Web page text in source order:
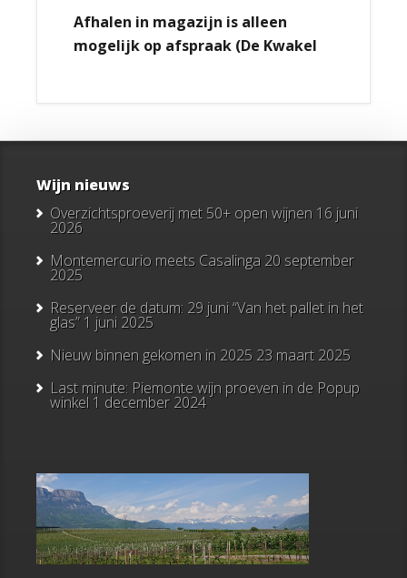
Afhalen in magazijn is alleen
mogelijk op afspraak (De Kwakel
Wijn nieuws
Overzichtsproeverij met 50+ open wijnen 16 juni
2026
Montemercurio meets Casalinga 20 september
2025
Reserveer de datum: 29 juni “Van het pallet in het
glas” 1 juni 2025
Nieuw binnen gekomen in 2025 23 maart 2025
Last minute: Piemonte wijn proeven in de Popup
winkel 1 december 2024